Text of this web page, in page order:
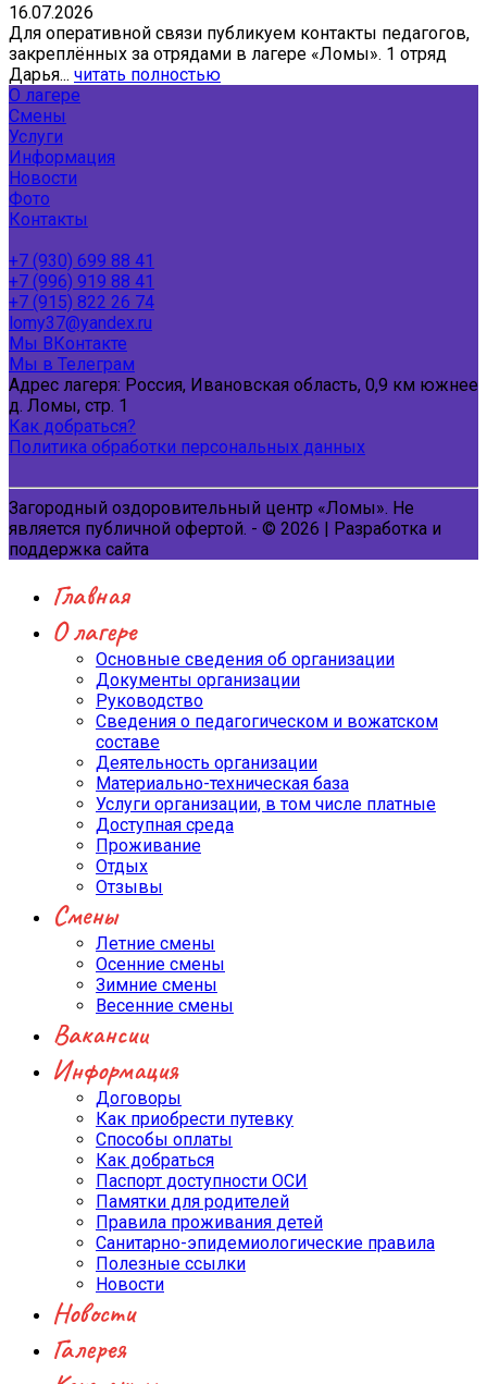
16.07.2026
Для оперативной связи публикуем контакты педагогов,
закреплённых за отрядами в лагере «Ломы». 1 отряд
Дарья... читать полностью
О лагере
Смены
Услуги
Информация
Новости
Фото
Контакты
+7 (930) 699 88 41
+7 (996) 919 88 41
+7 (915) 822 26 74
lomy37@yandex.ru
Мы ВКонтакте
Мы в Телеграм
Адрес лагеря: Россия, Ивановская область, 0,9 км южнее
д. Ломы, стр. 1
Как добраться?
Политика обработки персональных данных
Загородный оздоровительный центр «Ломы». Не
является публичной офертой. - © 2026 | Разработка и
поддержка сайта
Главная
О лагере
Основные сведения об организации
Документы организации
Руководство
Сведения о педагогическом и вожатском
составе
Деятельность организации
Материально-техническая база
Услуги организации, в том числе платные
Доступная среда
Проживание
Отдых
Отзывы
Смены
Летние смены
Осенние смены
Зимние смены
Весенние смены
Вакансии
Информация
Договоры
Как приобрести путевку
Способы оплаты
Как добраться
Паспорт доступности ОСИ
Памятки для родителей
Правила проживания детей
Санитарно-эпидемиологические правила
Полезные ссылки
Новости
Новости
Галерея